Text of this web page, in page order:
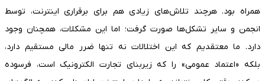
همراه بود. هرچند تلاش‌های زیادی هم برای برقراری اینترنت، توسط
انجمن و سایر تشکل‌ها صورت گرفت؛ اما این مشکلات، همچنان وجود
دارد. ما معتقدیم که این اختلالات نه تنها ضرر مالی مستقیم دارد،
بلکه «اعتماد عمومی» را که زیربنای تجارت الکترونیک است، فرسوده